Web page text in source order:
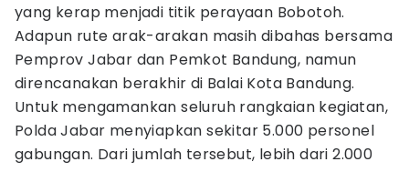
yang kerap menjadi titik perayaan Bobotoh.
Adapun rute arak-arakan masih dibahas bersama
Pemprov Jabar dan Pemkot Bandung, namun
direncanakan berakhir di Balai Kota Bandung.
Untuk mengamankan seluruh rangkaian kegiatan,
Polda Jabar menyiapkan sekitar 5.000 personel
gabungan. Dari jumlah tersebut, lebih dari 2.000